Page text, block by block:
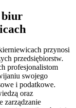
biur
przynosi
przedsiębiorstw.
profesjonalistom
swojego
i podatkowe.
oraz
zarządzanie